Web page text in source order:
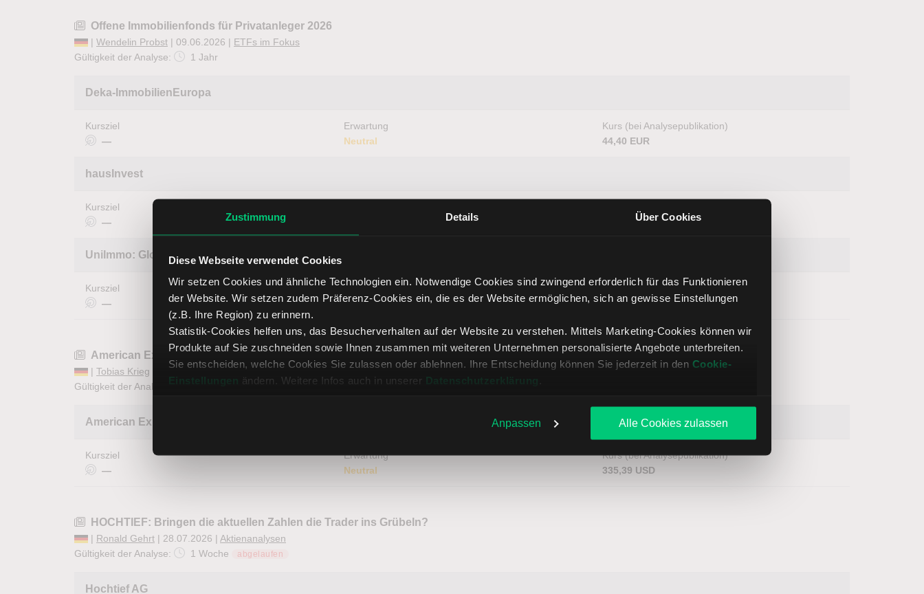
Zustimmung Details Über Cookies
Diese Webseite verwendet Cookies
Wir setzen Cookies und ähnliche Technologien ein. Notwendige Cookies sind zwingend erforderlich für das Funktionieren
der Website. Wir setzen zudem Präferenz-Cookies ein, die es der Website ermöglichen, sich an gewisse Einstellungen
(z.B. Ihre Region) zu erinnern.
Statistik-Cookies helfen uns, das Besucherverhalten auf der Website zu verstehen. Mittels Marketing-Cookies können wir
Produkte auf Sie zuschneiden sowie Ihnen zusammen mit weiteren Unternehmen personalisierte Angebote unterbreiten.
Sie entscheiden, welche Cookies Sie zulassen oder ablehnen. Ihre Entscheidung können Sie jederzeit in den Cookie-
Einstellungen
ändern. Weitere Infos auch in unserer Datenschutzerklärung
Anpassen Alle Cookies zulassen
Offene Immobilienfonds für Privatanleger 2026
| Wendelin Probst | 09.06.2026 | ETFs im Fokus
Gültigkeit der Analyse:
1 Jahr
Deka-ImmobilienEuropa
Kursziel
—
Erwartung
Neutral
Kurs (bei Analysepublikation)
44,40 EUR
hausInvest
Kursziel
—
39,80 EUR
UniImmo: Global
Kursziel
—
Erwartung
Neutral
Kurs (bei Analysepublikation)
34,12 EUR
American Express: Premium zahlt sich aus
| Tobias Krieg | 28.07.2026 | Aktienanalysen
Gültigkeit der Analyse:
American Express Company
Kursziel
—
Erwartung
Neutral
Kurs (bei Analysepublikation)
335,39 USD
HOCHTIEF: Bringen die aktuellen Zahlen die Trader ins Grübeln?
| Ronald Gehrt | 28.07.2026 | Aktienanalysen
Gültigkeit der Analyse:
1 Woche abgelaufen
Hochtief AG